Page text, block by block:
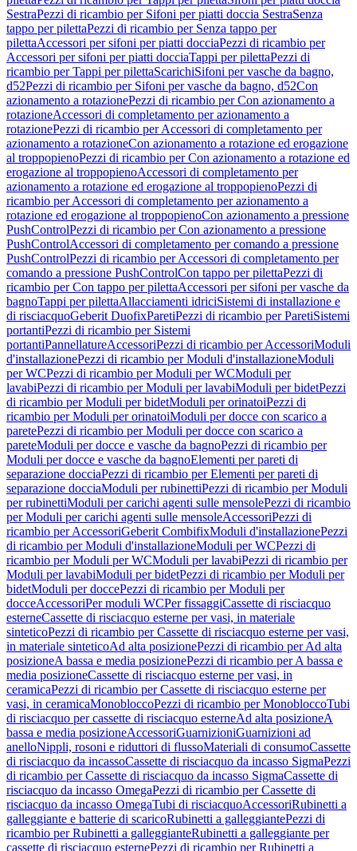
SestraPezzi di ricambio per Sifoni per piatti doccia SestraSenza
tappo per pilettaPezzi di ricambio per Senza tappo per
pilettaAccessori per sifoni per piatti docciaPezzi di ricambio per
Accessori per sifoni per piatti docciaTappi per pilettaPezzi di
ricambio per Tappi per pilettaScarichiSifoni per vasche da bagno,
d52Pezzi di ricambio per Sifoni per vasche da bagno, d52Con
azionamento a rotazionePezzi di ricambio per Con azionamento a
rotazioneAccessori di completamento per azionamento a
rotazionePezzi di ricambio per Accessori di completamento per
azionamento a rotazioneCon azionamento a rotazione ed erogazione
al troppopienoPezzi di ricambio per Con azionamento a rotazione ed
erogazione al troppopienoAccessori di completamento per
azionamento a rotazione ed erogazione al troppopienoPezzi di
ricambio per Accessori di completamento per azionamento a
rotazione ed erogazione al troppopienoCon azionamento a pressione
PushControlPezzi di ricambio per Con azionamento a pressione
PushControlAccessori di completamento per comando a pressione
PushControlPezzi di ricambio per Accessori di completamento per
comando a pressione PushControlCon tappo per pilettaPezzi di
ricambio per Con tappo per pilettaAccessori per sifoni per vasche da
bagnoTappi per pilettaAllacciamenti idriciSistemi di installazione e
di risciacquoGeberit DuofixParetiPezzi di ricambio per ParetiSistemi
portantiPezzi di ricambio per Sistemi
portantiPannellatureAccessoriPezzi di ricambio per AccessoriModuli
d'installazionePezzi di ricambio per Moduli d'installazioneModuli
per WCPezzi di ricambio per Moduli per WCModuli per
lavabiPezzi di ricambio per Moduli per lavabiModuli per bidetPezzi
di ricambio per Moduli per bidetModuli per orinatoiPezzi di
ricambio per Moduli per orinatoiModuli per docce con scarico a
paretePezzi di ricambio per Moduli per docce con scarico a
pareteModuli per docce e vasche da bagnoPezzi di ricambio per
Moduli per docce e vasche da bagnoElementi per pareti di
separazione docciaPezzi di ricambio per Elementi per pareti di
separazione docciaModuli per rubinettiPezzi di ricambio per Moduli
per rubinettiModuli per carichi agenti sulle mensolePezzi di ricambio
per Moduli per carichi agenti sulle mensoleAccessoriPezzi di
ricambio per AccessoriGeberit CombifixModuli d'installazionePezzi
di ricambio per Moduli d'installazioneModuli per WCPezzi di
ricambio per Moduli per WCModuli per lavabiPezzi di ricambio per
Moduli per lavabiModuli per bidetPezzi di ricambio per Moduli per
bidetModuli per doccePezzi di ricambio per Moduli per
docceAccessoriPer moduli WCPer fissaggiCassette di risciacquo
esterneCassette di risciacquo esterne per vasi, in materiale
sinteticoPezzi di ricambio per Cassette di risciacquo esterne per vasi,
in materiale sinteticoAd alta posizionePezzi di ricambio per Ad alta
posizioneA bassa e media posizionePezzi di ricambio per A bassa e
media posizioneCassette di risciacquo esterne per vasi, in
ceramicaPezzi di ricambio per Cassette di risciacquo esterne per
vasi, in ceramicaMonobloccoPezzi di ricambio per MonobloccoTubi
di risciacquo per cassette di risciacquo esterneAd alta posizioneA
bassa e media posizioneAccessoriGuarnizioniGuarnizioni ad
anelloNippli, rosoni e riduttori di flussoMateriali di consumoCassette
di risciacquo da incassoCassette di risciacquo da incasso SigmaPezzi
di ricambio per Cassette di risciacquo da incasso SigmaCassette di
risciacquo da incasso OmegaPezzi di ricambio per Cassette di
risciacquo da incasso OmegaTubi di risciacquoAccessoriRubinetti a
galleggiante e batterie di scaricoRubinetti a galleggiantePezzi di
ricambio per Rubinetti a galleggianteRubinetti a galleggiante per
cassette di risciacquo esternePezzi di ricambio per Rubinetti a